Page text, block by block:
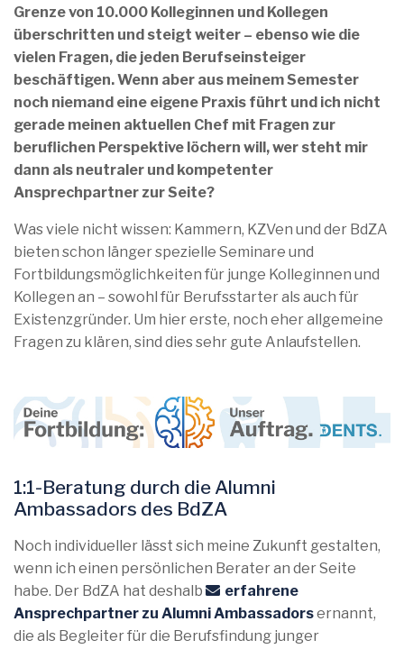
Grenze von 10.000 Kolleginnen und Kollegen
überschritten und steigt weiter – ebenso wie die
vielen Fragen, die jeden Berufseinsteiger
beschäftigen. Wenn aber aus meinem Semester
noch niemand eine eigene Praxis führt und ich nicht
gerade meinen aktuellen Chef mit Fragen zur
beruflichen Perspektive löchern will, wer steht mir
dann als neutraler und kompetenter
Ansprechpartner zur Seite?
Was viele nicht wissen: Kammern, KZVen und der BdZA
bieten schon länger spezielle Seminare und
Fortbildungsmöglichkeiten für junge Kolleginnen und
Kollegen an – sowohl für Berufsstarter als auch für
Existenzgründer. Um hier erste, noch eher allgemeine
Fragen zu klären, sind dies sehr gute Anlaufstellen.
1:1-Beratung durch die Alumni
Ambassadors des BdZA
Noch individueller lässt sich meine Zukunft gestalten,
wenn ich einen persönlichen Berater an der Seite
habe. Der BdZA hat deshalb
erfahrene
Ansprechpartner zu Alumni Ambassadorsernannt,
die als Begleiter für die Berufsfindung junger